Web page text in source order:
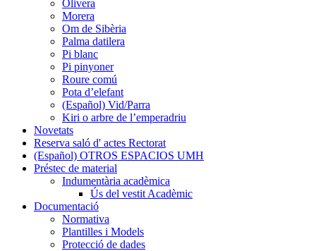
Olivera
Morera
Om de Sibèria
Palma datilera
Pi blanc
Pi pinyoner
Roure comú
Pota d’elefant
(Español) Vid/Parra
Kiri o arbre de l’emperadriu
Novetats
Reserva saló d' actes Rectorat
(Español) OTROS ESPACIOS UMH
Préstec de material
Préstec
material
Indumentària acadèmica
Indumentària
acadèmica
Ús del vestit Acadèmic
Documentació
Documentació
Normativa
Plantilles i Models
Protecció de dades